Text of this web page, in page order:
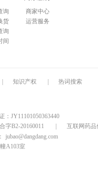
询
货
询
间
商家中心
运营服务
知识产权 热词搜索
：JY11101050363440
字B2-20160011
互联网药
jubao@dangdang.com
A103室